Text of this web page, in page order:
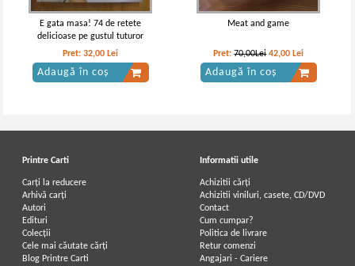
E gata masa! 74 de retete
delicioase pe gustul tuturor
Pret:32,00 Lei
Adaugă în coș
Meat and game
Pret:70,00Lei 42,00 Lei
Adaugă în coș
Printre Carti
Carți la reducere
Arhivă carți
Autori
Edituri
Colecții
Cele mai căutate cărți
Blog Printre Carti
Informatii utile
Achizitii cărți
Achizitii viniluri, casete, CD/DVD
Contact
Cum cumpar?
Politica de livrare
Retur comenzi
Angajari - Cariere